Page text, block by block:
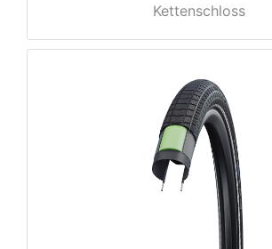
Kettenschloss